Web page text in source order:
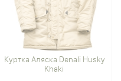
Куртка Аляска Denali Husky
Khaki